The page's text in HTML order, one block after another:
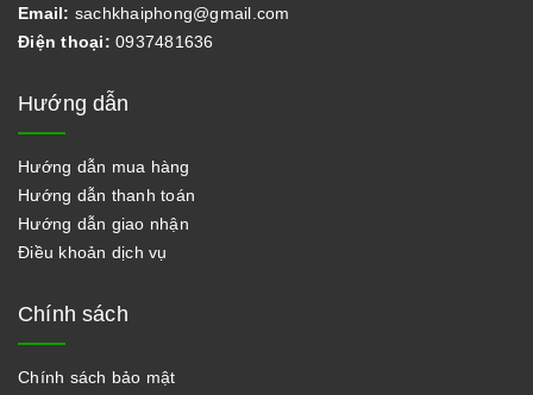
Email: sachkhaiphong@gmail.com
Điện thoại: 0937481636
Hướng dẫn
Hướng dẫn mua hàng
Hướng dẫn thanh toán
Hướng dẫn giao nhận
Điều khoản dịch vụ
Chính sách
Chính sách bảo mật